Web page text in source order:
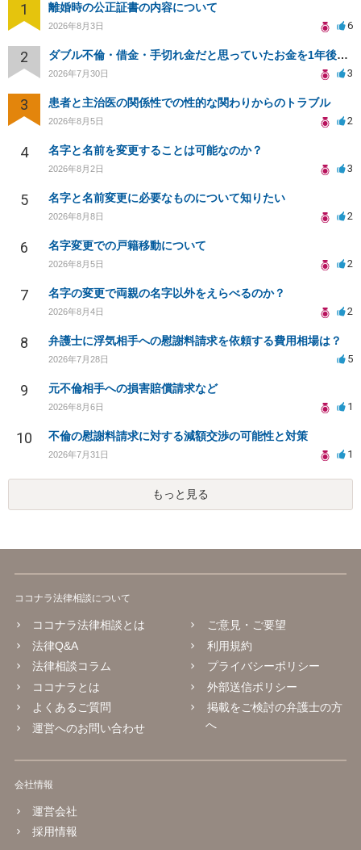
1 離婚時の公正証書の内容について
2026年8月3日 6
2 ダブル不倫・借金・手切れ金だと思っていたお金を1年後いまさら脅迫罪として通知書が来てまとめて請求
2026年7月30日 3
3 患者と主治医の関係性での性的な関わりからのトラブル
2026年8月5日 2
4 名字と名前を変更することは可能なのか？
2026年8月2日 3
5 名字と名前変更に必要なものについて知りたい
2026年8月8日 2
6 名字変更での戸籍移動について
2026年8月5日 2
7 名字の変更で両親の名字以外をえらべるのか？
2026年8月4日 2
8 弁護士に浮気相手への慰謝料請求を依頼する費用相場は？
2026年7月28日 5
9 元不倫相手への損害賠償請求など
2026年8月6日 1
10 不倫の慰謝料請求に対する減額交渉の可能性と対策
2026年7月31日 1
もっと見る
ココナラ法律相談について
ココナラ法律相談とは
法律Q&A
法律相談コラム
ココナラとは
よくあるご質問
運営へのお問い合わせ
ご意見・ご要望
利用規約
プライバシーポリシー
外部送信ポリシー
掲載をご検討の弁護士の方
へ
会社情報
運営会社
採用情報